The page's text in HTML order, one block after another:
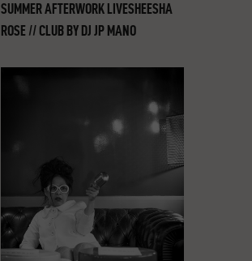
SUMMER AFTERWORK LIVESHEESHA
ROSE // CLUB BY DJ JP MANO